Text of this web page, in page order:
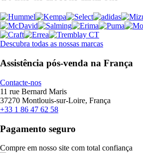
Descubra todas as nossas marcas
Assistência pós-venda na França
Contacte-nos
11 rue Bernard Maris
37270 Montlouis-sur-Loire, França
+33 1 86 47 62 58
Pagamento seguro
Compre em nosso site com total confiança